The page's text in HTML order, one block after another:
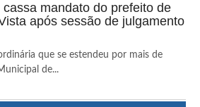
mandato do prefeito de
após sessão de julgamento
que se estendeu por mais de
de...